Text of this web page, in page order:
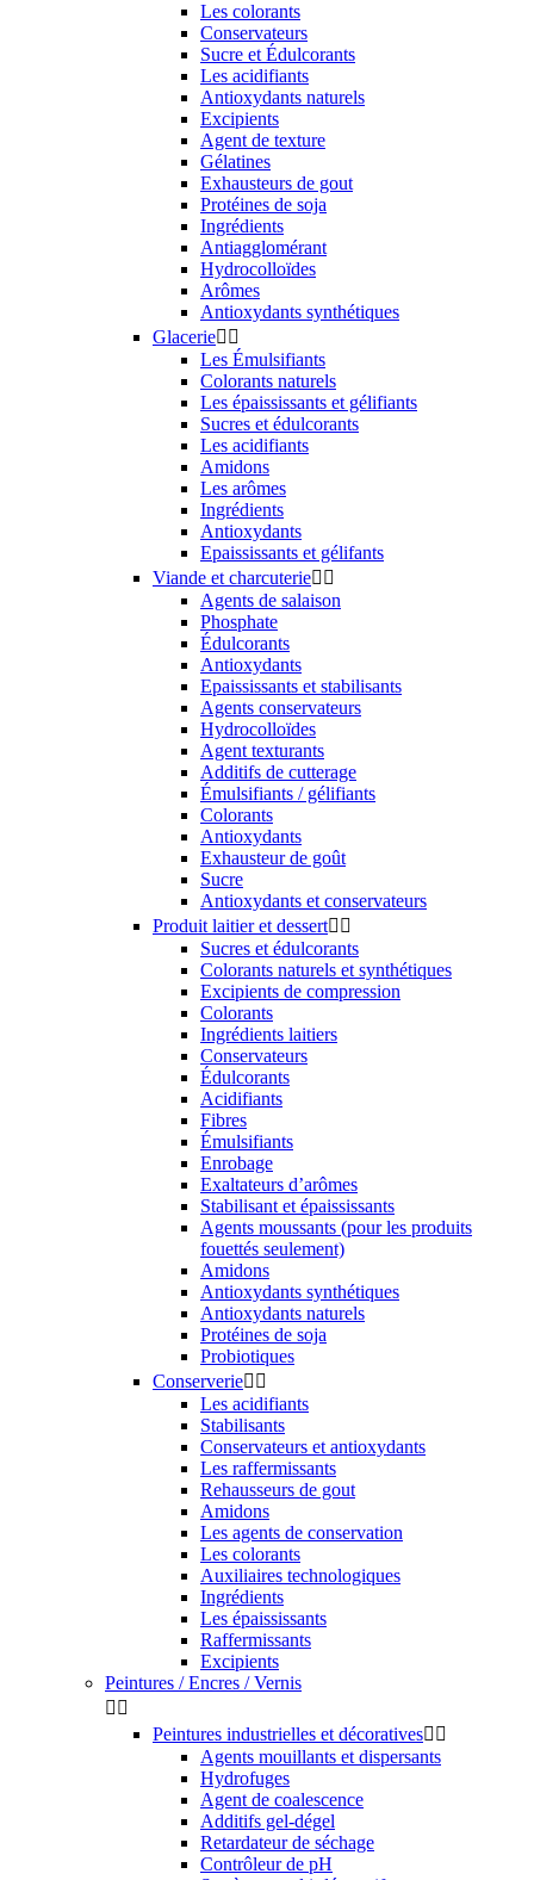
Les colorants
Conservateurs
Sucre et Édulcorants
Les acidifiants
Antioxydants naturels
Excipients
Agent de texture
Gélatines
Exhausteurs de gout
Protéines de soja
Ingrédients
Antiagglomérant
Hydrocolloïdes
Arômes
Antioxydants synthétiques
Glacerie 
Les Émulsifiants
Colorants naturels
Les épaississants et gélifiants
Sucres et édulcorants
Les acidifiants
Amidons
Les arômes
Ingrédients
Antioxydants
Epaississants et gélifants
Viande et charcuterie 
Agents de salaison
Phosphate
Édulcorants
Antioxydants
Epaississants et stabilisants
Agents conservateurs
Hydrocolloïdes
Agent texturants
Additifs de cutterage
Émulsifiants / gélifiants
Colorants
Antioxydants
Exhausteur de goût
Sucre
Antioxydants et conservateurs
Produit laitier et dessert 
Sucres et édulcorants
Colorants naturels et synthétiques
Excipients de compression
Colorants
Ingrédients laitiers
Conservateurs
Édulcorants
Acidifiants
Fibres
Émulsifiants
Enrobage
Exaltateurs d’arômes
Stabilisant et épaississants
Agents moussants (pour les produits
fouettés seulement)
Amidons
Antioxydants synthétiques
Antioxydants naturels
Protéines de soja
Probiotiques
Conserverie 
Les acidifiants
Stabilisants
Conservateurs et antioxydants
Les raffermissants
Rehausseurs de gout
Amidons
Les agents de conservation
Les colorants
Auxiliaires technologiques
Ingrédients
Les épaississants
Raffermissants
Excipients
Peintures / Encres / Vernis
 
Peintures industrielles et décoratives 
Agents mouillants et dispersants
Hydrofuges
Agent de coalescence
Additifs gel-dégel
Retardateur de séchage
Contrôleur de pH